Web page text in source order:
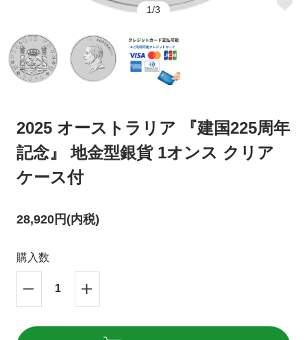
干支銀貨
ロイヤルミントコイン シルバーラウンド
決まり方と価値の調べ方
は？
銀貨で投資は可能！その理由と
方法とは
記念銀貨とは？その種類と人気
の秘密を解説
恵比寿コインショールームのご
【会員様特典についてのご案
クーポンのご利用方法
クレジット決済がうまくいかな
い場合
キャンセルポリシーについて HPリニューアルのお知らせ
1/3
2025 オーストラリア 『建国225周年
記念』 地金型銀貨 1オンス クリア
ケース付
28,920円(内税)
購入数